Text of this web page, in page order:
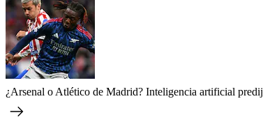
¿Arsenal o Atlético de Madrid? Inteligencia artificial